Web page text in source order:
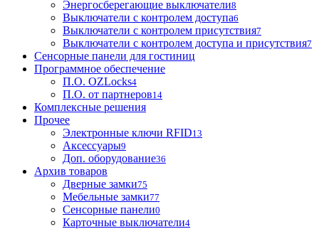
Энергосберегающие выключатели8
Выключатели с контролем доступа6
Выключатели с контролем присутствия7
Выключатели с контролем доступа и присутствия7
Сенсорные панели для гостиниц
Программное обеспечение
П.О. OZLocks4
П.О. от партнеров14
Комплексные решения
Прочее
Электронные ключи RFID13
Аксессуары9
Доп. оборудование36
Архив товаров
Дверные замки75
Мебельные замки77
Сенсорные панели0
Карточные выключатели4